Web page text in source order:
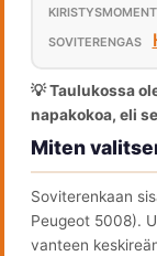
💡 Taulukossa
napakokoa, eli
Miten
Soviterenkaan
Peugeot 5008).
vanteen